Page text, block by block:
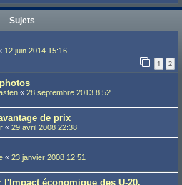
Sujets
12 juin 2014 15:16
1 2
« 28 septembre 2013 8:52
de prix
« 29 avril 2008 22:38
« 23 janvier 2008 12:51
l'Impact économique des U-20.